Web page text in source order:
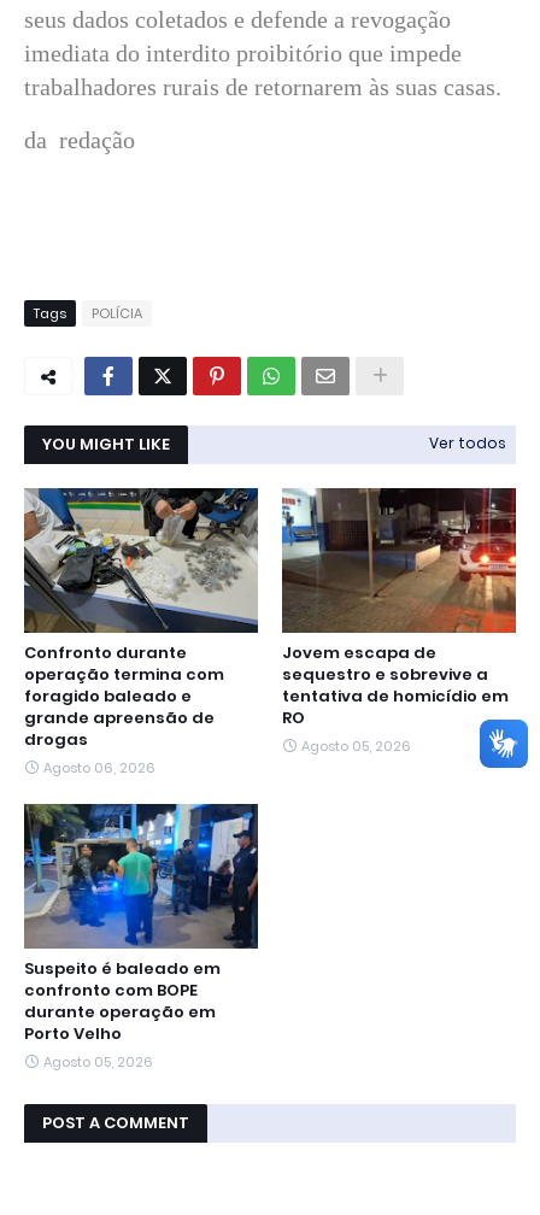
seus dados coletados e defende a revogação
imediata do interdito proibitório que impede
trabalhadores rurais de retornarem às suas casas.
da redação
Tags POLÍCIA
YOU MIGHT LIKE Ver todos
Confronto durante
operação termina com
foragido baleado e
grande apreensão de
drogas
Agosto 06, 2026
Jovem escapa de
sequestro e sobrevive a
tentativa de homicídio em
RO
Agosto 05, 2026
Suspeito é baleado em
confronto com BOPE
durante operação em
Porto Velho
Agosto 05, 2026
POST A COMMENT